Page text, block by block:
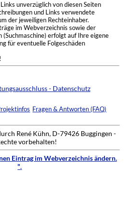
unverzüglich von diesen Seiten
und Links verwendete
der jeweiligen Rechteinhaber.
im Webverzeichnis sowie der
(Suchmaschine) erfolgt auf Ihre eigene
für eventuelle Folgeschäden
- Datenschutz
Fragen & Antworten (FAQ)
René Kühn, D-79426 Buggingen -
vorbehalten!
Eintrag im Webverzeichnis ändern.
".